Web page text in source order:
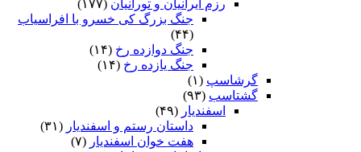
رزم ایرانیان و تورانیان (۱۷۷)
جنگ بزرگ کی خسرو با افراسیاب
(۴۴)
جنگ دوازده رخ (۱۴)
جنگ یازده رخ (۱۴)
گرشاسپ (۱)
گشتاسب (۹۳)
اسفندیار (۴۹)
داستان رستم و اسفندیار (۳۱)
هفت خوان اسفندیار (۷)